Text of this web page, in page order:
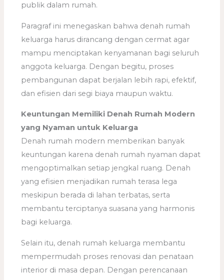
publik dalam rumah.
Paragraf ini menegaskan bahwa denah rumah
keluarga harus dirancang dengan cermat agar
mampu menciptakan kenyamanan bagi seluruh
anggota keluarga. Dengan begitu, proses
pembangunan dapat berjalan lebih rapi, efektif,
dan efisien dari segi biaya maupun waktu.
Keuntungan Memiliki Denah Rumah Modern
yang Nyaman untuk Keluarga
Denah rumah modern memberikan banyak
keuntungan karena denah rumah nyaman dapat
mengoptimalkan setiap jengkal ruang. Denah
yang efisien menjadikan rumah terasa lega
meskipun berada di lahan terbatas, serta
membantu terciptanya suasana yang harmonis
bagi keluarga.
Selain itu, denah rumah keluarga membantu
mempermudah proses renovasi dan penataan
interior di masa depan. Dengan perencanaan